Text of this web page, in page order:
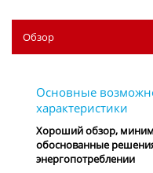
Обзор
Хороший обзор,
обоснованные
энергопотреблении